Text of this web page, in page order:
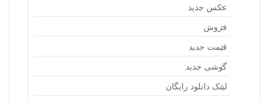
عکس جدید
فروش
قیمت جدید
گوشی جدید
لینک دانلود رایگان